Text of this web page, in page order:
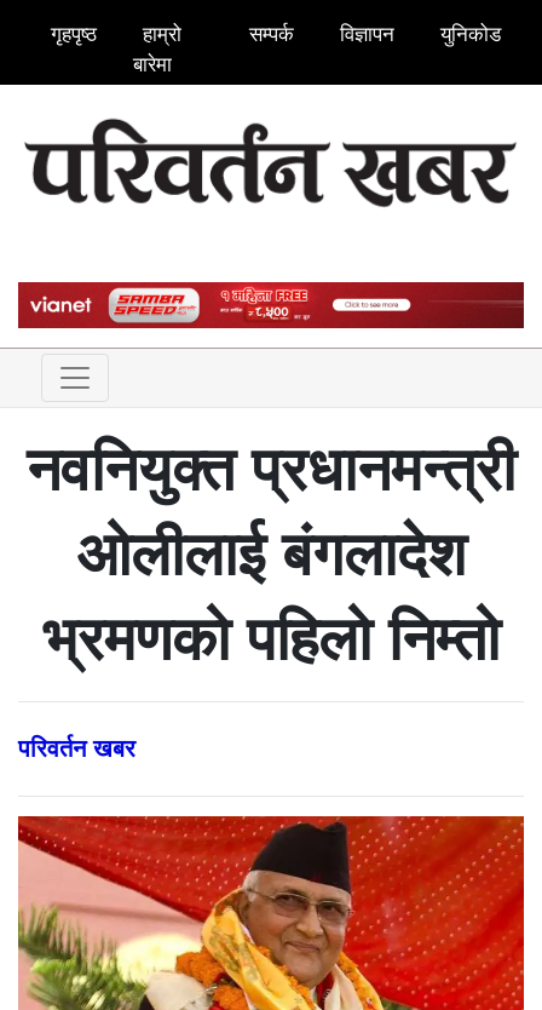
गृहपृष्ठ
हाम्रो
बारेमा
सम्पर्क विज्ञापन युनिकोड
नवनियुक्त प्रधानमन्त्री
ओलीलाई बंगलादेश
भ्रमणको पहिलो निम्तो
परिवर्तन खबर